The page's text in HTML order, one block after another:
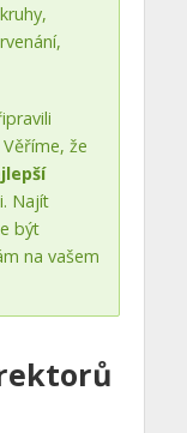
Věříme, že
Najít
být
na vašem